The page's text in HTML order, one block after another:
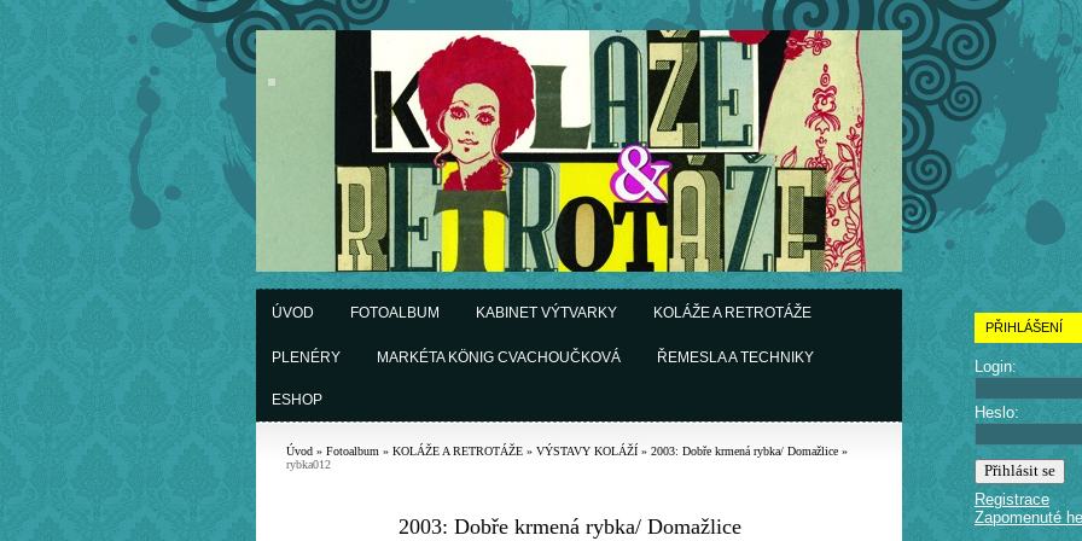
ÚVOD FOTOALBUM KABINET VÝTVARKY KOLÁŽE A RETROTÁŽE
PLENÉRY MARKÉTA KÖNIG CVACHOUČKOVÁ ŘEMESLA A TECHNIKY
ESHOP
Úvod » Fotoalbum » KOLÁŽE A RETROTÁŽE » VÝSTAVY KOLÁŽÍ » 2003: Dobře krmená rybka/ Domažlice »
rybka012
2003: Dobře krmená rybka/ Domažlice
PŘIHLÁŠENÍ
Login:
Heslo:
Registrace
Zapomenuté